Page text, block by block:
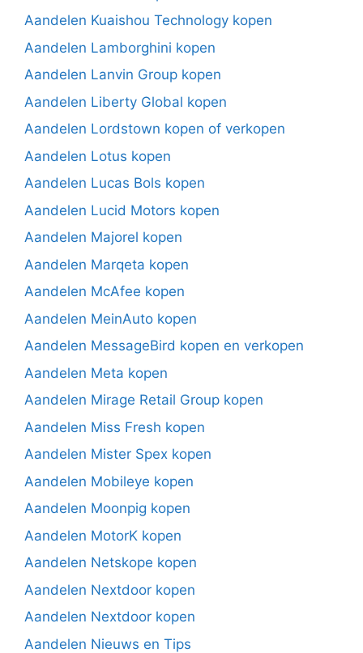
Aandelen Kuaishou Technology kopen
Aandelen Lamborghini kopen
Aandelen Lanvin Group kopen
Aandelen Liberty Global kopen
Aandelen Lordstown kopen of verkopen
Aandelen Lotus kopen
Aandelen Lucas Bols kopen
Aandelen Lucid Motors kopen
Aandelen Majorel kopen
Aandelen Marqeta kopen
Aandelen McAfee kopen
Aandelen MeinAuto kopen
Aandelen MessageBird kopen en verkopen
Aandelen Meta kopen
Aandelen Mirage Retail Group kopen
Aandelen Miss Fresh kopen
Aandelen Mister Spex kopen
Aandelen Mobileye kopen
Aandelen Moonpig kopen
Aandelen MotorK kopen
Aandelen Netskope kopen
Aandelen Nextdoor kopen
Aandelen Nextdoor kopen
Aandelen Nieuws en Tips